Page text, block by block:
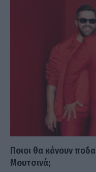
Ποιοι θα κάνουν
Μουτσινά;